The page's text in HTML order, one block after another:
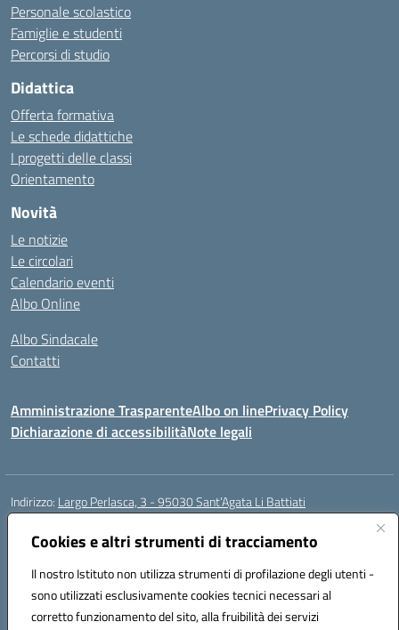
Cookies e altri strumenti di tracciamento
Il nostro Istituto non utilizza strumenti di profilazione degli utenti -
sono utilizzati esclusivamente cookies tecnici necessari al
corretto funzionamento del sito, alla fruibilità dei servizi
Personale scolastico
Famiglie e studenti
Percorsi di studio
Didattica
Offerta formativa
Le schede didattiche
I progetti delle classi
Orientamento
Novità
Le notizie
Le circolari
Calendario eventi
Albo Online
Albo Sindacale
Contatti
Amministrazione TrasparenteAlbo on linePrivacy Policy
Dichiarazione di accessibilitàNote legali
Indirizzo: Largo Perlasca, 3 - 95030 Sant’Agata Li Battiati
Centralino:
ctic8bl002@istruzione.it
Posta elettronica certificata (PEC):ctic8bl002@pec.istruzione.it
Codice fiscale: 93253680875
Codice meccanografico:CTIC8BL002
Codice Indice delle Pubbliche Amministrazioni (IPA): 7UKG69R2